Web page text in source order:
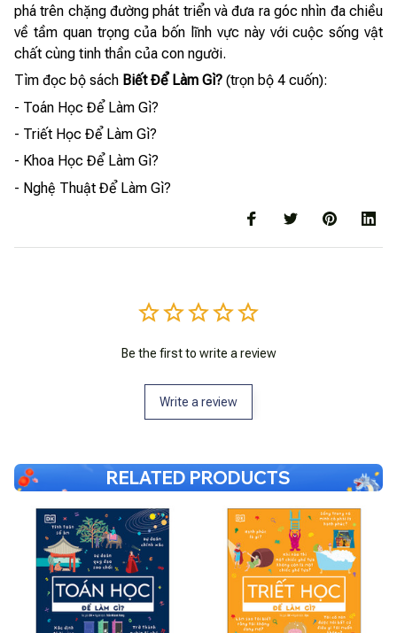
phá trên chặng đường phát triển và đưa ra góc nhìn đa chiều
về tầm quan trọng của bốn lĩnh vực này với cuộc sống vật
chất cùng tinh thần của con người.
Tìm đọc bộ sách Biết Để Làm Gì? (trọn bộ 4 cuốn):
- Toán Học Để Làm Gì?
- Triết Học Để Làm Gì?
- Khoa Học Để Làm Gì?
- Nghệ Thuật Để Làm Gì?
Be the first to write a review
Write a review
RELATED PRODUCTS